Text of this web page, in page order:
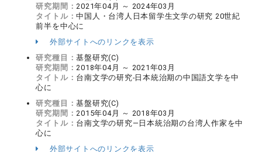
研究期間：2021年04月 ～ 2024年03月
タイトル：中国人・台湾人日本留学生文学の研究 20世紀
前半を中心に
外部サイトへのリンクを表示
研究種目：基盤研究(C)
研究期間：2018年04月 ～ 2021年03月
タイトル： 台南文学の研究‐日本統治期の中国語文学を中
心に
研究種目：基盤研究(C)
研究期間：2015年04月 ～ 2018年03月
タイトル： 台南文学の研究―日本統治期の台湾人作家を中
心に
外部サイトへのリンクを表示